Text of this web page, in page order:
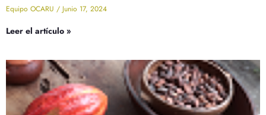
Equipo OCARU Junio 17, 2024
Leer el artículo »